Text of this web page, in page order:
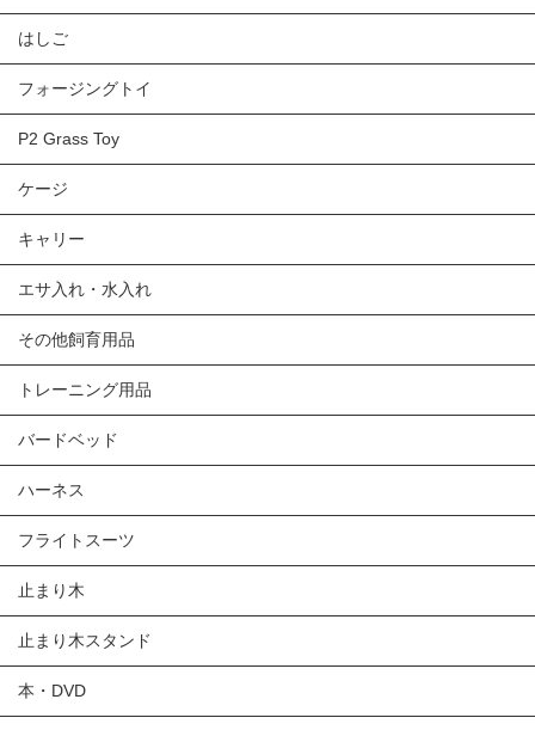
はしご
フォージングトイ
P2 Grass Toy
ケージ
キャリー
エサ入れ・水入れ
その他飼育用品
トレーニング用品
バードベッド
ハーネス
フライトスーツ
止まり木
止まり木スタンド
本・DVD